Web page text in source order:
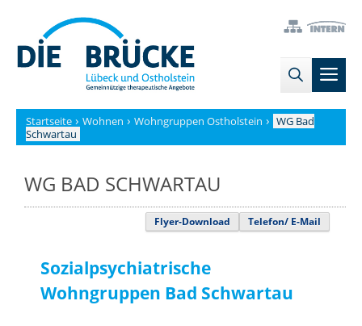
springen
→
Sitemap
→
internen
Bereich
Startseite › Wohnen › Wohngruppen Ostholstein › WG Bad
Schwartau
WG BAD SCHWARTAU
Flyer-Download Telefon/ E-Mail
Sozialpsychiatrische
Wohngruppen Bad Schwartau